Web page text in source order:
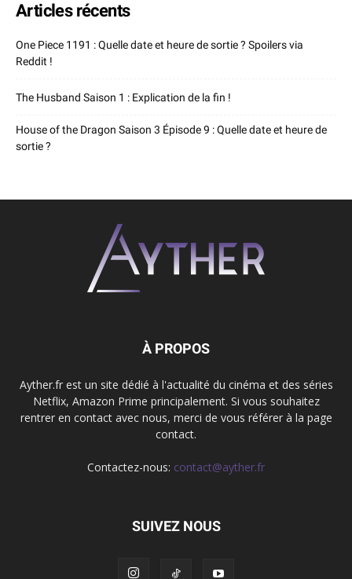
Articles récents
One Piece 1191 : Quelle date et heure de sortie ? Spoilers via
Reddit !
The Husband Saison 1 : Explication de la fin !
House of the Dragon Saison 3 Épisode 9 : Quelle date et heure de
sortie ?
À PROPOS
Ayther.fr est un site dédié à l'actualité du cinéma et des séries
Netflix, Amazon Prime principalement. Si vous souhaitez
rentrer en contact avec nous, merci de vous référer à la page
contact.
Contactez-nous: contact@ayther.fr
SUIVEZ NOUS